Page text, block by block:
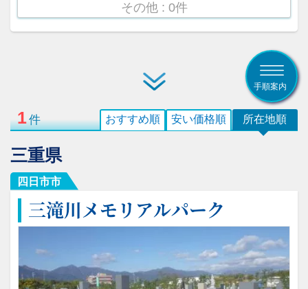
その他 : 0件
手順案内
1件 所在地順
安い価格順
おすすめ順
三重県
四日市市
三滝川メモリアルパーク